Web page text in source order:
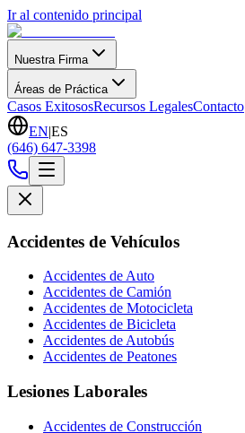
Ir al contenido principal
Nuestra Firma
Áreas de Práctica
Casos ExitososRecursos LegalesContacto
EN|ES
(646) 647-3398
Accidentes de Vehículos
Accidentes de Auto
Accidentes de Camión
Accidentes de Motocicleta
Accidentes de Bicicleta
Accidentes de Autobús
Accidentes de Peatones
Lesiones Laborales
Accidentes de Construcción